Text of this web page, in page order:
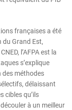
françaises a été
du Grand Est,
l’AFPA est la
s’explique
des méthodes
délaissant
cibles qu’ils
à un meilleur